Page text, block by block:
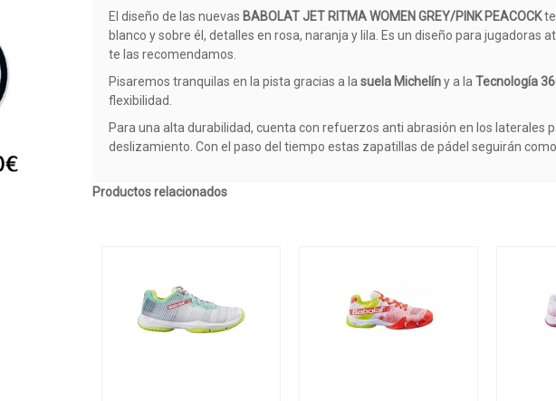
El diseño de las nuevas BABOLAT JET RITMA WOMEN GREY/PINK PEACOCK
blanco y sobre él, detalles en rosa, naranja y lila. Es un diseño para jugadoras
te las recomendamos.
Pisaremos tranquilas en la pista gracias a lasuela Michelíny a laTecnología
flexibilidad.
Para una alta durabilidad, cuenta con refuerzos anti abrasión en los laterales
deslizamiento. Con el paso del tiempo estas zapatillas de pádel seguirán
Productos relacionados